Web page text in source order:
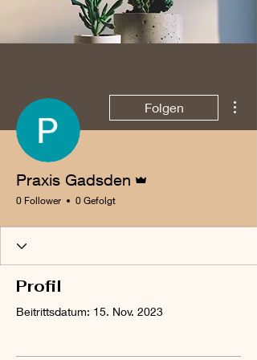
Folgen
Praxis Gadsden
0 Follower 0 Gefolgt
Profil
Beitrittsdatum: 15. Nov. 2023